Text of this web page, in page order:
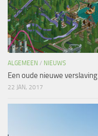
ALGEMEEN / NIEUWS
Een oude nieuwe verslaving
22 JAN, 2017